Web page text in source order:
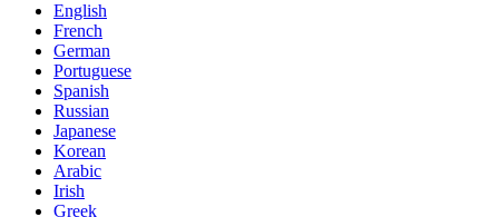
English
French
German
Portuguese
Spanish
Russian
Japanese
Korean
Arabic
Irish
Greek